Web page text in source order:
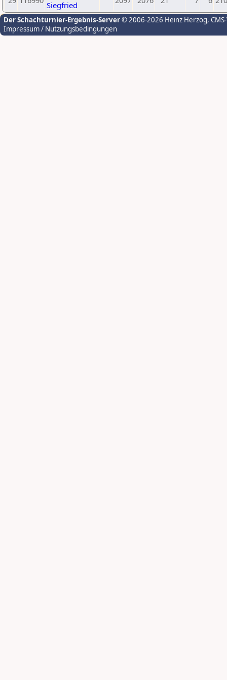
Siegfried
Der Schachturnier-Ergebnis-Server© 2006-2026 Heinz Herzog,
Impressum / Nutzungsbedingungen